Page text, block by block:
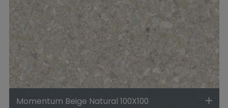
Momentum Beige Natural 100X100